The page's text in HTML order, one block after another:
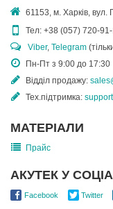
61153, м. Харків, вул.
Тел: +38 (057) 720-
Viber, Telegram
Пн-Пт з 9:00 до 17:30
Відділ продажу:
Тех.підтримка:
МАТЕРІАЛИ
Прайс
АКУТЕК У
Facebook Twitter